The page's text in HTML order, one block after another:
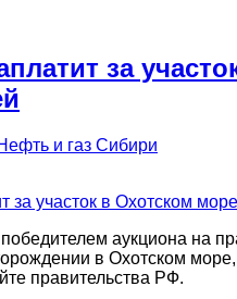
за
и газ Сибири
аукциона на
в Охотском
правительства РФ.